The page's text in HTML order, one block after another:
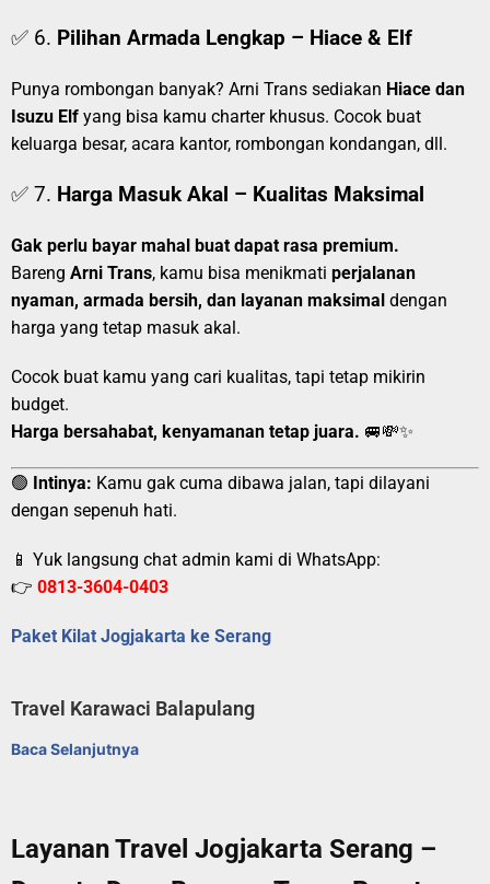
✅ 6. Pilihan Armada Lengkap – Hiace & Elf
Punya rombongan banyak? Arni Trans sediakan Hiace dan
Isuzu Elf yang bisa kamu charter khusus. Cocok buat
keluarga besar, acara kantor, rombongan kondangan, dll.
✅ 7. Harga Masuk Akal – Kualitas Maksimal
Gak perlu bayar mahal buat dapat rasa premium.
Bareng Arni Trans, kamu bisa menikmati perjalanan
nyaman, armada bersih, dan layanan maksimal dengan
harga yang tetap masuk akal.
Cocok buat kamu yang cari kualitas, tapi tetap mikirin
budget.
Harga bersahabat, kenyamanan tetap juara. 🚐💸✨
🟢 Intinya: Kamu gak cuma dibawa jalan, tapi dilayani
dengan sepenuh hati.
📱 Yuk langsung chat admin kami di WhatsApp:
👉 0813-3604-0403
Paket Kilat Jogjakarta ke Serang
Travel Karawaci Balapulang
Baca Selanjutnya
Layanan Travel Jogjakarta Serang –